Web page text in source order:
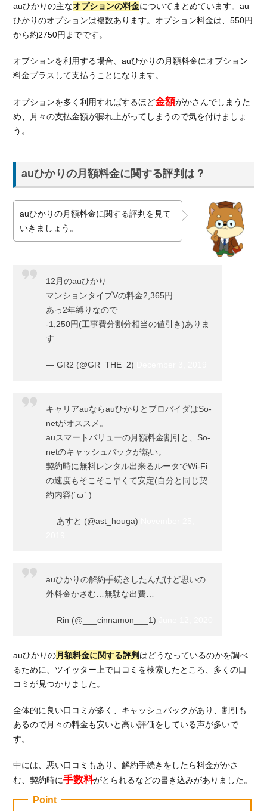
auひかりの主なオプションの料金についてまとめています。au
ひかりのオプションは複数あります。オプション料金は、550円
から約2750円までです。
オプションを利用する場合、auひかりの月額料金にオプション
料金プラスして支払うことになります。
オプションを多く利用すればするほど金額がかさんでしまうた
め、月々の支払金額が膨れ上がってしまうので気を付けましょ
う。
auひかりの月額料金に関する評判は？
auひかりの月額料金に関する評判を見て
いきましょう。
12月のauひかり
マンションタイプVの料金2,365円
あっ2年縛りなので
-1,250円(工事費分割分相当の値引き)ありま
す
— GR2 (@GR_THE_2)
キャリアauならauひかりとプロバイダはSo-
netがオススメ。
auスマートバリューの月額料金割引と、So-
netのキャッシュバックが熱い。
契約時に無料レンタル出来るルータでWi-Fi
の速度もそこそこ早くて安定(自分と同じ契
約内容(´ω` )
— あすと (@ast_houga)
auひかりの解約手続きしたんだけど思いの
外料金かさむ…無駄な出費…
— Rin (@___cinnamon___1)
auひかりの月額料金に関する評判 はどうなっているのかを調べ
るために、ツイッター上で口コミを検索したところ、多くの口
コミが見つかりました。
全体的に良い口コミが多く、キャッシュバックがあり、割引も
あるので月々の料金も安いと高い評価をしている声が多いで
す。
中には、悪い口コミもあり、解約手続きをしたら料金がかさ
む、契約時に手数料がとられるなどの書き込みがありました。
Point